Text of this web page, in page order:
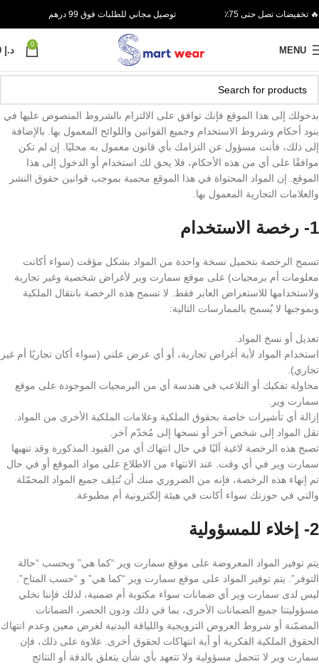
🔥 تخفيضات تصل حتى 75٪ توصيل مجاني للطلبات فوق 99 درهم
MENU
0
د.إ
بدخولك إلى هذا الموقع فإنك توافق على الالتزام بالشروط المنصوص عليها في
بنود أحكام وشروط الاستخدام وجميع القوانين واللوائح المعمول بها. بالإضافة
إلى ذلك، فأنت مسؤول عن التزامك بأي قانون معمول به محليًا. إن لم تكن
موافقًا على أي من هذه الأحكام، فلا يحق لك استخدام أو الدخول إلى هذا
الموقع. إن المواد المحتواة في هذا الموقع محمية بموجب قوانين حقوق النشر
والعلامات التجارية المعمول بها.
1- رخصة الاستخدام
تسمح الرخصة بتحميل نسخة واحدة من المواد بشكل مؤقت (سواء أكانت
معلومات أم برمجيات) على موقع سمارت وير لأغراض شخصية وغير تجارية
ولاستخدامها للاستعراض العابر فقط. لا تسمح هذه الرخصة بانتقال الملكية
وبموجبها لا يُسمح بالممارسات التالية:
تعديل أو نسخ المواد.
استخدام المواد لأية أغراض تجارية، أو أي عرض علني (سواء أكان تجاريًا أم غير
تجاري).
محاولة تفكيك أو التلاعب في هندسة أي من البرمجيات الموجودة على موقع
سمارت وير.
إزالة أي تأشيرات خاصة بحقوق الملكية وعلامات الملكية الأخرى من المواد.
نقل المواد إلى شخص آخر أو نسخها إلى مُخدّم آخر.
تصبح هذه الرخصة لاغية آليًا في حال انتهاك أي من القيود المذكورة وقد تنهيها
سمارت وير في أي وقت. عند الانتهاء من الاطلاع على مواد الموقع أو في حال
تم إنهاء هذه الرخصة، فإنه من الضروري منك أن تُتلِف جميع المواد المحمّلة
والتي في حوزتك سواء أكانت في هيئة إلكترونية أم مطبوعة.
2- إخلاء للمسؤولية
يتم توفير المواد المعروضة على موقع سمارت وير “كما هي” وبحسب “حالة
التوفر”. يتم توفير المواد على موقع سمارت وير “كما هي” و “حسب المتاح”.
ليس لدى سمارت وير أي ضمانات سواء مكتوبة أم ضمنية، لذلك فإننا نخلي
مسؤوليتنا جميع الضمانات الأخرى، بما في ذلك ودون الحصر، الضمانات
المضمّنة أو شروط العروض الترويجية واللياقة البدنية لغرض معين وعدم انتهاك
الحقوق الملكية الفكرية أو أية انتهاكات لحقوق أخرى. علاوة على ذلك، فإن
سمارت وير لا تتحمل مسؤولية ولا تتعهد بأي شأن يتعلق بالدقة أو النتائج